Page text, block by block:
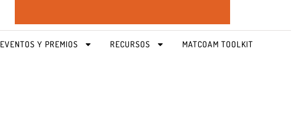
EVENTOS Y PREMIOS RECURSOS MATCOAM TOOLKIT